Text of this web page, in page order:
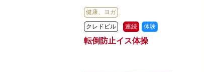
健康、ヨガ
クレドビル 連続 体験
転倒防止イス体操